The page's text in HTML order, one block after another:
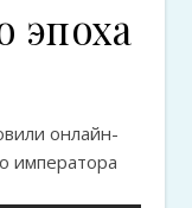
эпоха
онлайн-
императора